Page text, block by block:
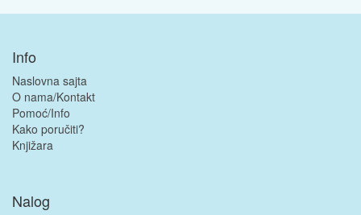
Info
Naslovna sajta
O nama/Kontakt
Pomoć/Info
Kako poručiti?
Knjižara
Nalog